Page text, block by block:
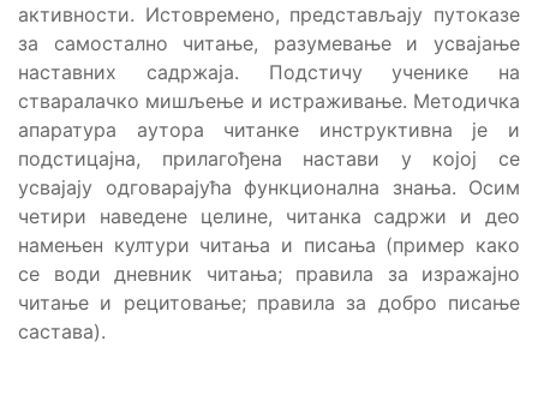
активности. Истовремено, представљају путоказе
за самостално читање, разумевање и усвајање
наставних садржаја. Подстичу ученике на
стваралачко мишљење и истраживање. Методичка
апаратура аутора читанке инструктивна је и
подстицајна, прилагођена настави у којој се
усвајају одговарајућа функционална знања. Осим
четири наведене целине, читанка садржи и део
намењен култури читања и писања (пример како
се води дневник читања; правила за изражајно
читање и рецитовање; правила за добро писање
састава).